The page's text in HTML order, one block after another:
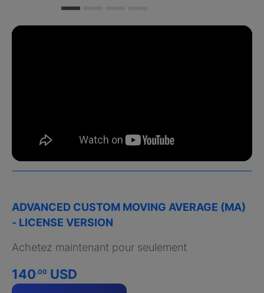
ADVANCED CUSTOM MOVING AVERAGE (MA)
- LICENSE VERSION
Achetez maintenant pour seulement
140.00 USD